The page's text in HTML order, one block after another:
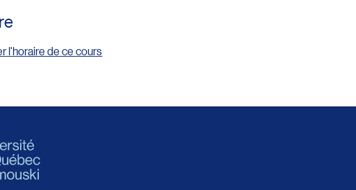
l'horaire de ce cours